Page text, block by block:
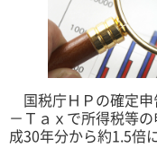
国税庁ＨＰの確定申
－Ｔａｘで所得税等
成30年分から約1.5倍